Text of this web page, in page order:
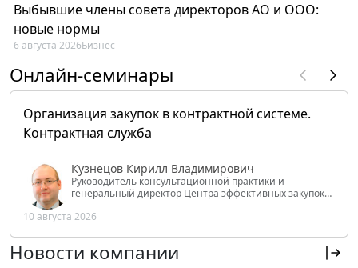
Выбывшие члены совета директоров АО и ООО:
новые нормы
6 августа 2026Бизнес
Онлайн-семинары
Организация закупок в контрактной системе.
Контрактная служба
Кузнецов Кирилл Владимирович
Руководитель консультационной практики и
генеральный директор Центра эффективных закупок
РФ
10 августа 2026
Новости компании